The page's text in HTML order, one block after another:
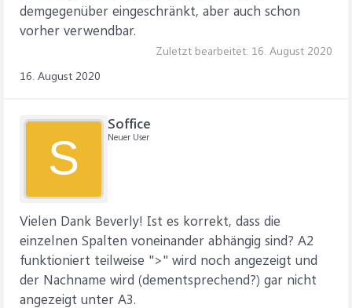
demgegenüber eingeschränkt, aber auch schon
vorher verwendbar.
Zuletzt bearbeitet: 16. August 2020
16. August 2020
S
Soffice
Neuer User
Vielen Dank Beverly! Ist es korrekt, dass die
einzelnen Spalten voneinander abhängig sind? A2
funktioniert teilweise ">" wird noch angezeigt und
der Nachname wird (dementsprechend?) gar nicht
angezeigt unter A3.